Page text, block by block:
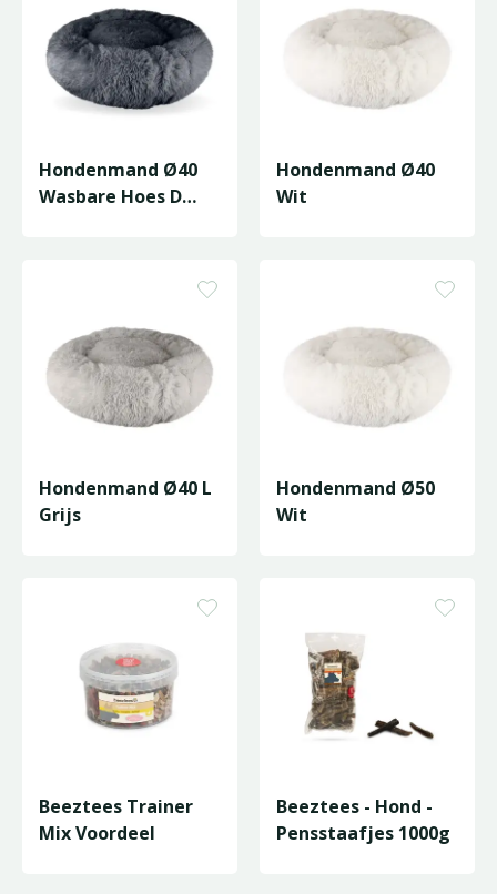
Hondenmand Ø40
Wasbare Hoes D
Hondenmand Ø40
Wit
Hondenmand Ø40 L
Grijs
Hondenmand Ø50
Wit
Beeztees Trainer
Mix Voordeel
Beeztees - Hond -
Pensstaafjes 1000g